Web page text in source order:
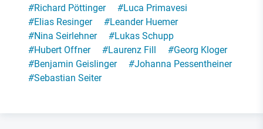
#Richard Pöttinger #Luca Primavesi
#Elias Resinger #Leander Huemer
#Nina Seirlehner #Lukas Schupp
#Hubert Offner #Laurenz Fill #Georg Kloger
#Benjamin Geislinger #Johanna Pessentheiner
#Sebastian Seiter